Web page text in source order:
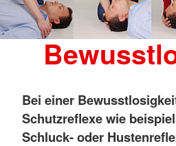
Bei einer
Schutzreflexe wie
Schluck- oder